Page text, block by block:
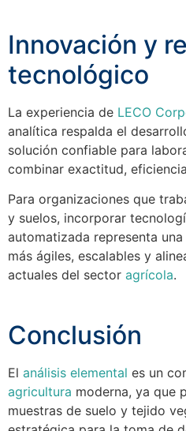
Innovación y
tecnológico
La experiencia de LECO
analítica respalda el
solución confiable para
combinar exactitud,
Para organizaciones que
y suelos, incorporar
automatizada representa
más ágiles, escalables y
actuales del sector agrícola.
Conclusión
El análisis elemental es un
agricultura moderna, ya que
muestras de suelo y tejido